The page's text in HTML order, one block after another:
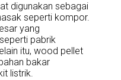
digunakan sebagai
seperti kompor.
yang
pabrik
itu, wood pellet
bakar
listrik.